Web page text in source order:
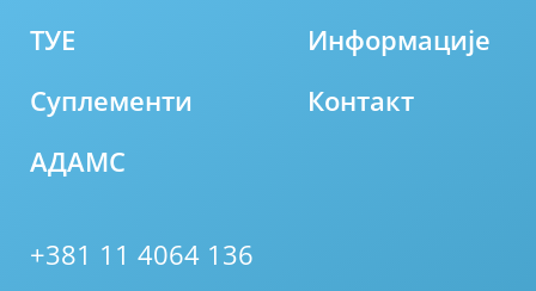
ТУЕ
Суплементи
АДАМС
Информације
Контакт
+381 11 4064 136